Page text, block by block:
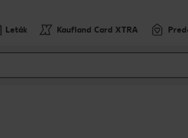
Leták Kaufland Card XTRA